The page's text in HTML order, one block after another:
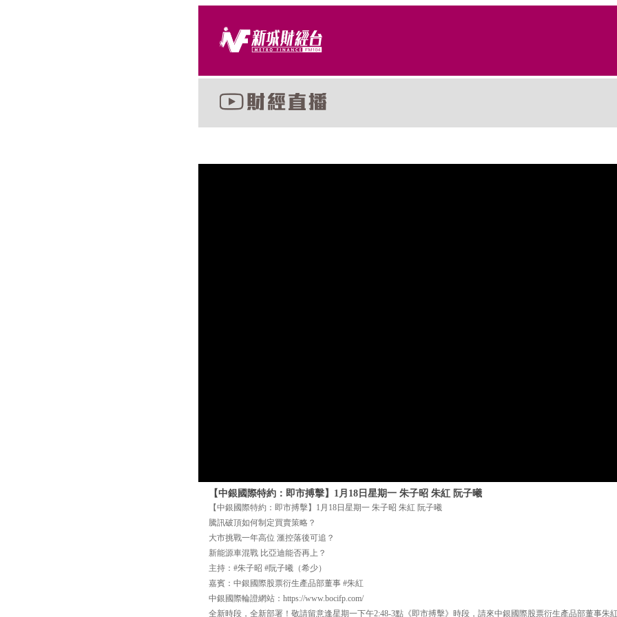
【中銀國際特約：即市搏擊】1月18日星期一 朱子昭 朱紅 阮子曦
【中銀國際特約：即市搏擊】1月18日星期一 朱子昭 朱紅 阮子曦
騰訊破頂如何制定買賣策略？
大市挑戰一年高位 滙控落後可追？
新能源車混戰 比亞迪能否再上？
主持：#朱子昭 #阮子曦（希少）
嘉賓：中銀國際股票衍生產品部董事 #朱紅
中銀國際輪證網站：https://www.bocifp.com/
全新時段，全新部署！敬請留意逢星期一下午2:48-3點《即市搏擊》時段，請來中銀國際股票衍生產品部董事朱